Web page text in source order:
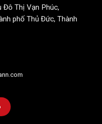
Đô Thị Vạn Phúc,
phố Thủ Đức, Thành